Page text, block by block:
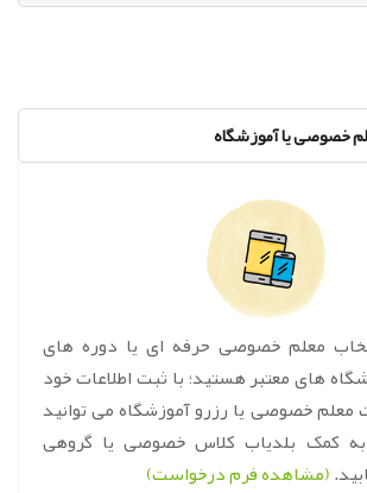
خصوصی یا آموزشگاه
معلم خصوصی حرفه ای یا دوره های
های معتبر هستید؛ با ثبت اطلاعات خود
خصوصی یا رزرو آموزشگاه می توانید
کمک بلدیاب کلاس خصوصی یا گروهی
(مشاهده فرم درخواست)